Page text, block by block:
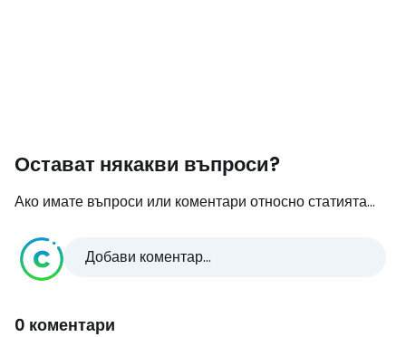
Остават някакви въпроси?
Ако имате въпроси или коментари относно статията...
Добави коментар...
0 коментари